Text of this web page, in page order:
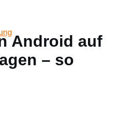
Android auf
– so